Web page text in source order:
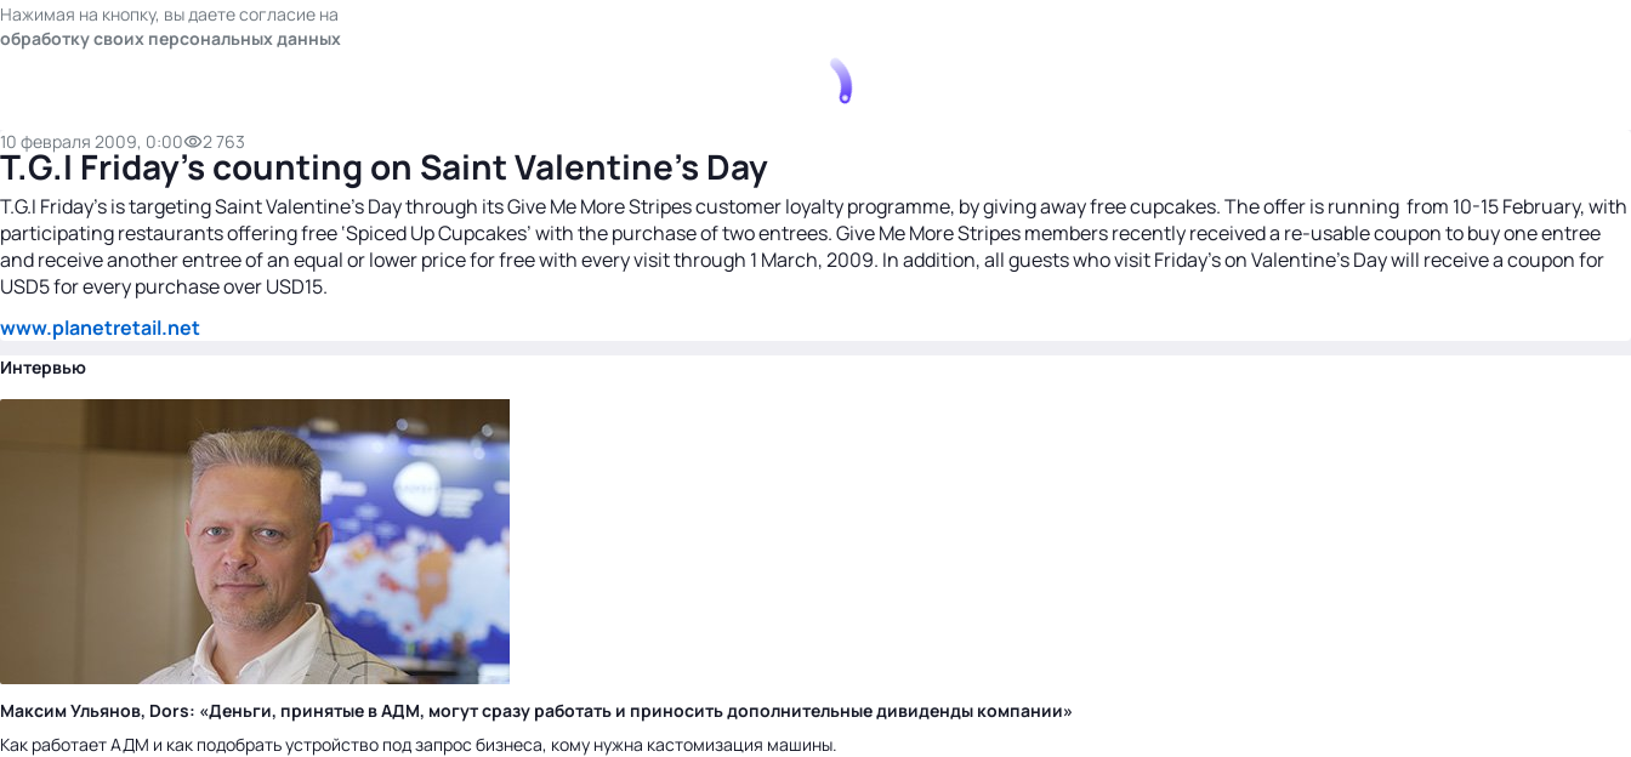
Нажимая на кнопку, вы даете согласие на
обработку своих персональных данных
10 февраля 2009, 0:00 2 763
T.G.I Friday's counting on Saint Valentine’s Day
T.G.I Friday's is targeting Saint Valentine's Day through its Give Me More Stripes customer loyalty programme, by giving away free cupcakes. The offer is running from 10-15 February, with
participating restaurants offering free ‘Spiced Up Cupcakes’ with the purchase of two entrees. Give Me More Stripes members recently received a re-usable coupon to buy one entree
and receive another entree of an equal or lower price for free with every visit through 1 March, 2009. In addition, all guests who visit Friday's on Valentine's Day will receive a coupon for
USD5 for every purchase over USD15.
www.planetretail.net
Интервью
Максим Ульянов, Dors: «Деньги, принятые в АДМ, могут сразу работать и приносить дополнительные дивиденды компании»
Как работает АДМ и как подобрать устройство под запрос бизнеса, кому нужна кастомизация машины.